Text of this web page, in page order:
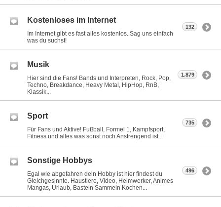
Kostenloses im Internet
Im Internet gibt es fast alles kostenlos. Sag uns einfach
was du suchst!
132
Musik
Hier sind die Fans! Bands und Interpreten, Rock, Pop,
Techno, Breakdance, Heavy Metal, HipHop, RnB,
Klassik...
1.879
Sport
Für Fans und Aktive! Fußball, Formel 1, Kampfsport,
Fitness und alles was sonst noch Anstrengend ist...
735
Sonstige Hobbys
Egal wie abgefahren dein Hobby ist hier findest du
Gleichgesinnte. Haustiere, Video, Heimwerker, Animes
Mangas, Urlaub, Basteln Sammeln Kochen...
496